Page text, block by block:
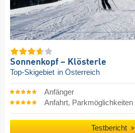
Sonnenkopf – Klösterle
Top-Skigebiet in Österreich
Anfänger
Anfahrt, Parkmöglichkeiten
Testbericht